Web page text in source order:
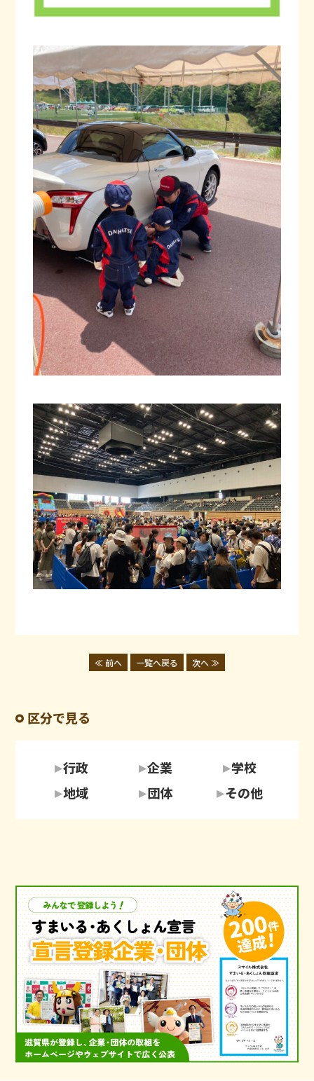
≪ 前へ 一覧へ戻る 次へ ≫
区分で見る
行政 企業
学校
地域
団体 その他